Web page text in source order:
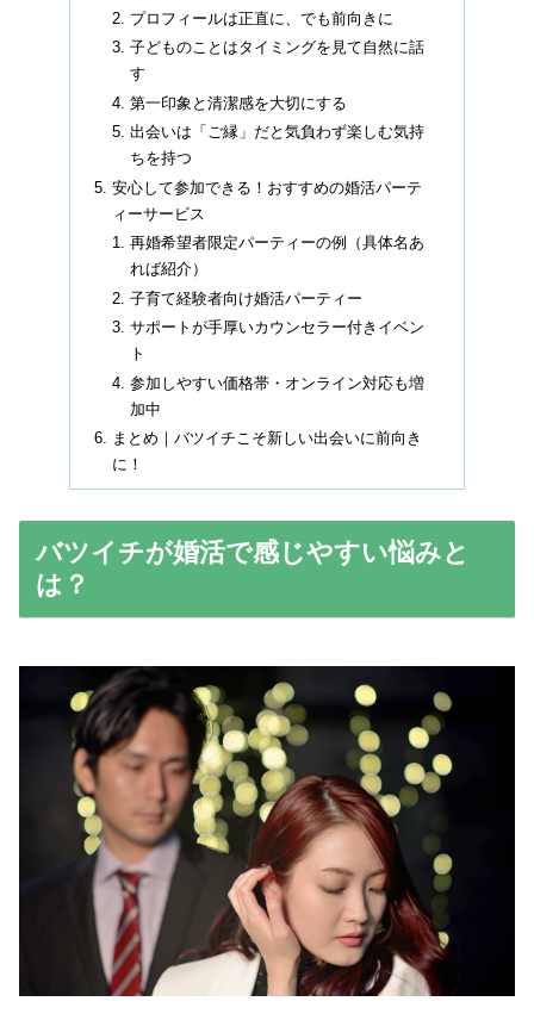
プロフィールは正直に、でも前向きに
子どものことはタイミングを見て自然に話
す
第一印象と清潔感を大切にする
出会いは「ご縁」だと気負わず楽しむ気持
ちを持つ
安心して参加できる！おすすめの婚活パーテ
ィーサービス
再婚希望者限定パーティーの例（具体名あ
れば紹介）
子育て経験者向け婚活パーティー
サポートが手厚いカウンセラー付きイベン
ト
参加しやすい価格帯・オンライン対応も増
加中
まとめ｜バツイチこそ新しい出会いに前向き
に！
バツイチが婚活で感じやすい悩みと
は？